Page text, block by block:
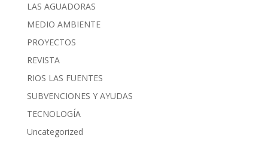
LAS AGUADORAS
MEDIO AMBIENTE
PROYECTOS
REVISTA
RIOS LAS FUENTES
SUBVENCIONES Y AYUDAS
TECNOLOGÍA
Uncategorized